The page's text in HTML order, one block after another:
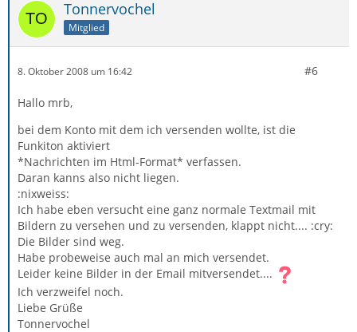
Tonnervochel
Mitglied
8. Oktober 2008 um 16:42 #6
Hallo mrb,
bei dem Konto mit dem ich versenden wollte, ist die
Funkiton aktiviert
*Nachrichten im Html-Format* verfassen.
Daran kanns also nicht liegen.
:nixweiss:
Ich habe eben versucht eine ganz normale Textmail mit
Bildern zu versehen und zu versenden, klappt nicht.... :cry:
Die Bilder sind weg.
Habe probeweise auch mal an mich versendet.
Leider keine Bilder in der Email mitversendet....
Ich verzweifel noch.
Liebe Grüße
Tonnervochel